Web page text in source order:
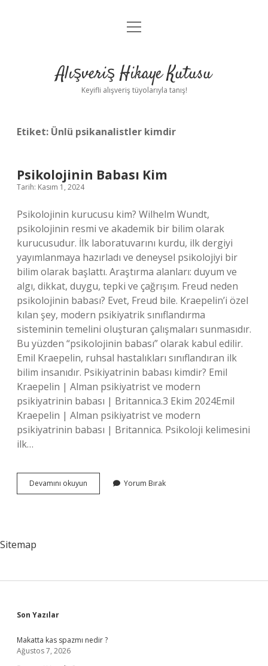
Anasayfa
Yasal Uyarı
menüyü
Alışveriş Hikaye Kutusu
Keyifli alışveriş tüyolarıyla tanış!
Etiket: Ünlü psikanalistler kimdir
Psikolojinin Babası Kim
Tarih: Kasım 1, 2024
Psikolojinin kurucusu kim? Wilhelm Wundt,
psikolojinin resmi ve akademik bir bilim olarak
kurucusudur. İlk laboratuvarını kurdu, ilk dergiyi
yayımlanmaya hazırladı ve deneysel psikolojiyi bir
bilim olarak başlattı. Araştırma alanları: duyum ve
algı, dikkat, duygu, tepki ve çağrışım. Freud neden
psikolojinin babası? Evet, Freud bile. Kraepelin’i özel
kılan şey, modern psikiyatrik sınıflandırma
sisteminin temelini oluşturan çalışmaları sunmasıdır.
Bu yüzden “psikolojinin babası” olarak kabul edilir.
Emil Kraepelin, ruhsal hastalıkları sınıflandıran ilk
bilim insanıdır. Psikiyatrinin babası kimdir? Emil
Kraepelin | Alman psikiyatrist ve modern
psikiyatrinin babası | Britannica.3 Ekim 2024Emil
Kraepelin | Alman psikiyatrist ve modern
psikiyatrinin babası | Britannica. Psikoloji kelimesini
ilk…
Devamını okuyun Psikolojinin
Babası
Yorum Bırak
Sitemap
Sidebar
Son Yazılar
Makatta kas spazmı nedir ?
Ağustos 7, 2026